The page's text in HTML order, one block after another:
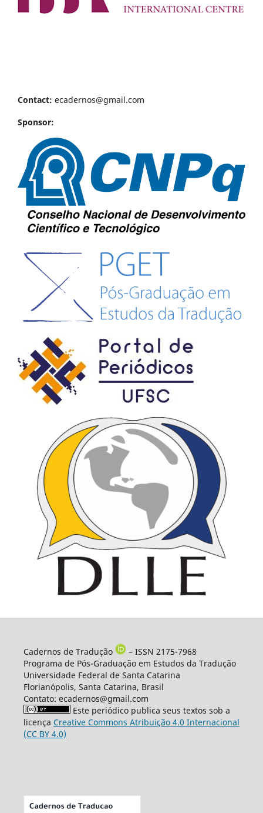
Contact: ecadernos@gmail.com
Sponsor:
Cadernos de Tradução
– ISSN 2175-7968
Programa de Pós-Graduação em Estudos da Tradução
Universidade Federal de Santa Catarina
Florianópolis, Santa Catarina, Brasil
Contato: ecadernos@gmail.com
Este periódico publica seus textos sob a
licença Creative Commons Atribuição 4.0 Internacional
(CC BY 4.0)